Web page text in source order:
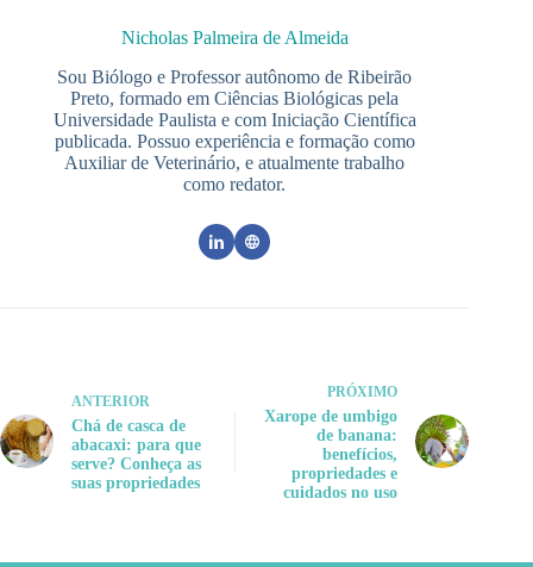
Nicholas Palmeira de Almeida
Sou Biólogo e Professor autônomo de Ribeirão
Preto, formado em Ciências Biológicas pela
Universidade Paulista e com Iniciação Científica
publicada. Possuo experiência e formação como
Auxiliar de Veterinário, e atualmente trabalho
como redator.
ANTERIOR
Chá de casca de
abacaxi: para que
serve? Conheça as
suas propriedades
PRÓXIMO
Xarope de umbigo
de banana:
benefícios,
propriedades e
cuidados no uso